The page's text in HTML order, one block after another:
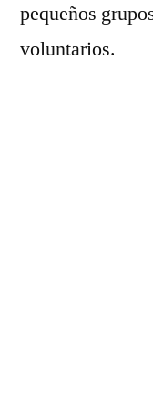
pequeños
voluntarios.